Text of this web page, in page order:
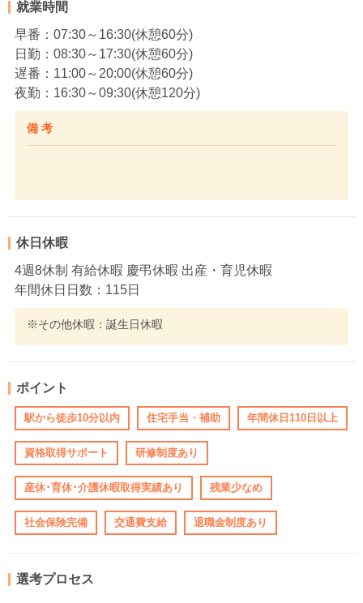
就業時間
早番：07:30～16:30(休憩60分)
日勤：08:30～17:30(休憩60分)
遅番：11:00～20:00(休憩60分)
夜勤：16:30～09:30(休憩120分)
備 考
休日休暇
4週8休制 有給休暇 慶弔休暇 出産・育児休暇
年間休日日数：115日
※その他休暇：誕生日休暇
ポイント
駅から徒歩10分以内 住宅手当・補助 年間休日110日以上
資格取得サポート 研修制度あり
産休･育休･介護休暇取得実績あり 残業少なめ
社会保険完備 交通費支給 退職金制度あり
選考プロセス